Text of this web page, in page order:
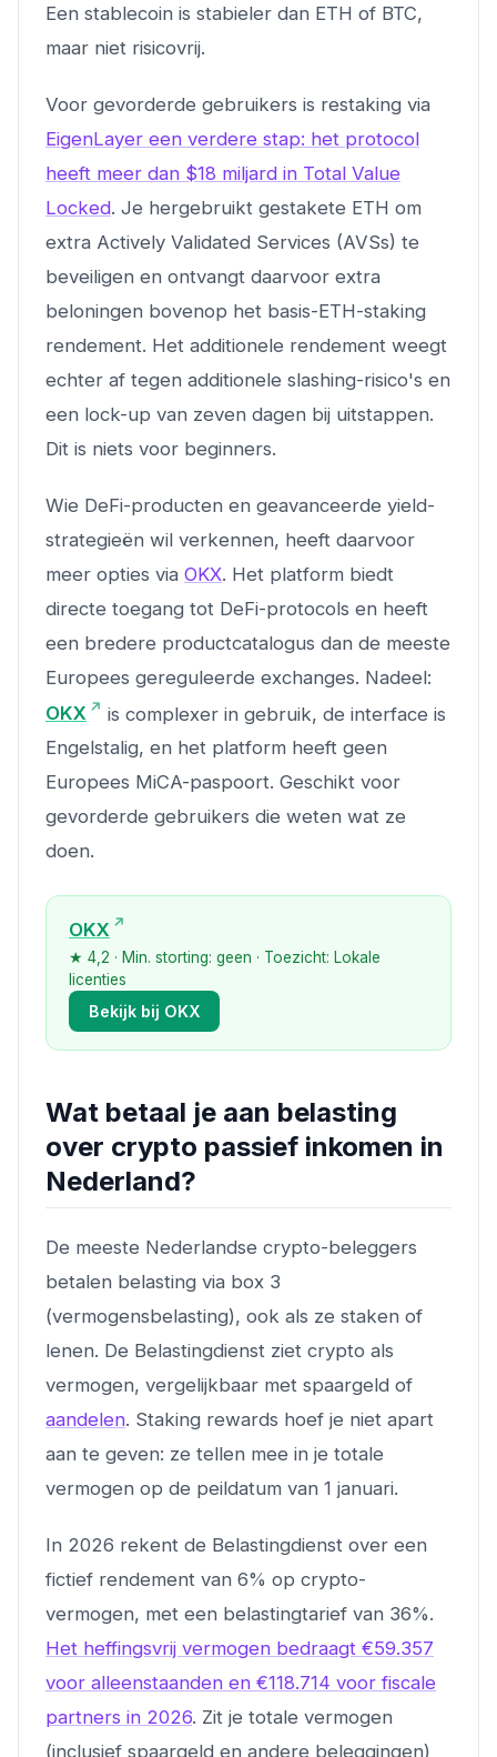
Een stablecoin is stabieler dan ETH of BTC,
maar niet risicovrij.
Voor gevorderde gebruikers is restaking via
EigenLayer een verdere stap: het protocol
heeft meer dan $18 miljard in Total Value
Locked. Je hergebruikt gestakete ETH om
extra Actively Validated Services (AVSs) te
beveiligen en ontvangt daarvoor extra
beloningen bovenop het basis-ETH-staking
rendement. Het additionele rendement weegt
echter af tegen additionele slashing-risico's en
een lock-up van zeven dagen bij uitstappen.
Dit is niets voor beginners.
Wie DeFi-producten en geavanceerde yield-
strategieën wil verkennen, heeft daarvoor
meer opties via OKX. Het platform biedt
directe toegang tot DeFi-protocols en heeft
een bredere productcatalogus dan de meeste
Europees gereguleerde exchanges. Nadeel:
OKX
is complexer in gebruik, de interface is
Engelstalig, en het platform heeft geen
Europees MiCA-paspoort. Geschikt voor
gevorderde gebruikers die weten wat ze
doen.
OKX
★ 4,2 · Min. storting: geen · Toezicht: Lokale
licenties
Bekijk bij OKX
Wat betaal je aan belasting
over crypto passief inkomen in
Nederland?
De meeste Nederlandse crypto-beleggers
betalen belasting via box 3
(vermogensbelasting), ook als ze staken of
lenen. De Belastingdienst ziet crypto als
vermogen, vergelijkbaar met spaargeld of
aandelen. Staking rewards hoef je niet apart
aan te geven: ze tellen mee in je totale
vermogen op de peildatum van 1 januari.
In 2026 rekent de Belastingdienst over een
fictief rendement van 6% op crypto-
vermogen, met een belastingtarief van 36%.
Het heffingsvrij vermogen bedraagt €59.357
voor alleenstaanden en €118.714 voor fiscale
partners in 2026. Zit je totale vermogen
(inclusief spaargeld en andere beleggingen)